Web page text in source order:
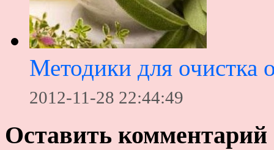
Методики для очистка
2012-11-28 22:44:49
Оставить комментарий